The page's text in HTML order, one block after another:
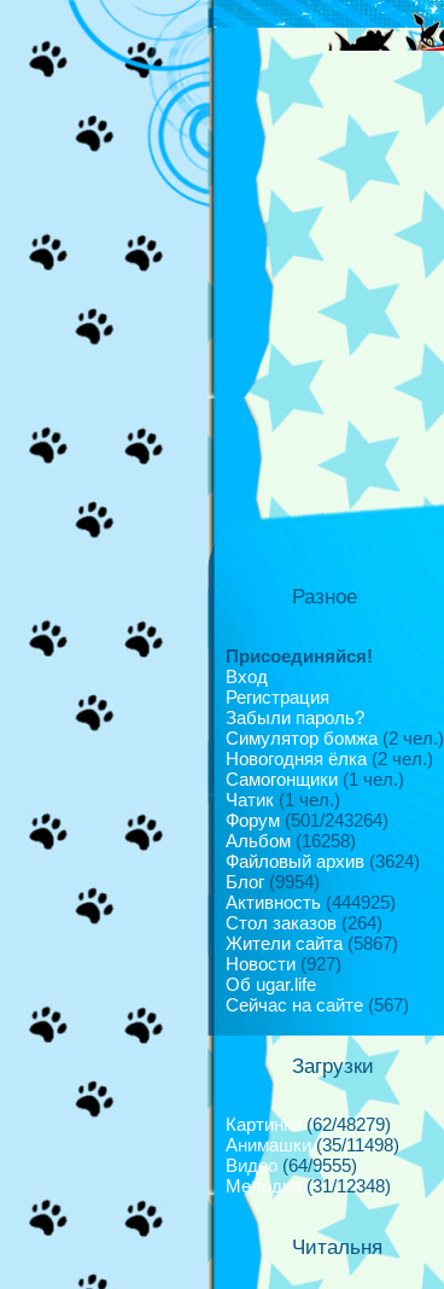
Разное
Присоединяйся!
Вход
Регистрация
Забыли пароль?
Симулятор бомжа (2 чел.)
Новогодняя ёлка (2 чел.)
Самогонщики (1 чел.)
Чатик (1 чел.)
Форум (501/243264)
Альбом (16258)
Файловый архив (3624)
Блог (9954)
Активность (444925)
Стол заказов (264)
Жители сайта (5867)
Новости (927)
Об ugar.life
Сейчас на сайте (567)
Загрузки
Картинки
(62/48279)
Анимашки(35/11498)
Видео (64/9555)
Мелодии
(31/12348)
Читальня